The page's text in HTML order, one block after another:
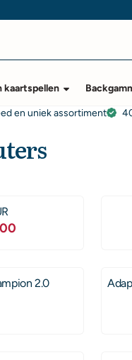
kaartspellen
en uniek assortiment
voor 299,00
2.0